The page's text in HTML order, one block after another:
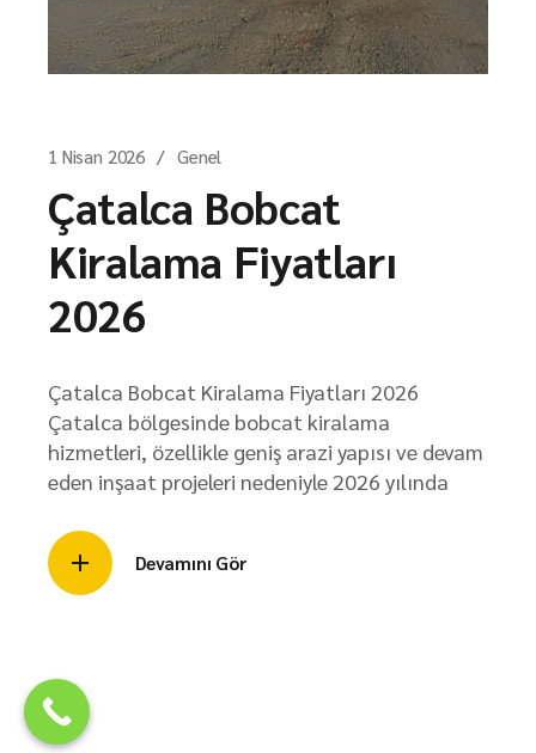
1 Nisan 2026 Genel
Çatalca Bobcat
Kiralama Fiyatları
2026
Çatalca Bobcat Kiralama Fiyatları 2026
Çatalca bölgesinde bobcat kiralama
hizmetleri, özellikle geniş arazi yapısı ve devam
eden inşaat projeleri nedeniyle 2026 yılında
Devamını Gör